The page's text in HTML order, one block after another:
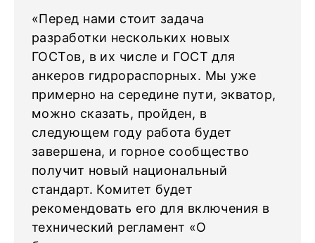
«Перед нами стоит задача
разработки нескольких новых
ГОСТов, в их числе и ГОСТ для
анкеров гидрораспорных. Мы уже
примерно на середине пути, экватор,
можно сказать, пройден, в
следующем году работа будет
завершена, и горное сообщество
получит новый национальный
стандарт. Комитет будет
рекомендовать его для включения в
технический регламент «О